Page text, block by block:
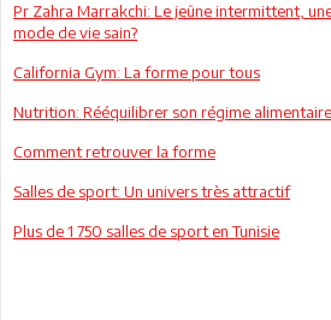
Pr Zahra Marrakchi: Le jeûne intermittent,
mode de vie sain?
California Gym: La forme pour tous
Nutrition: Rééquilibrer son régime
Comment retrouver la forme
Salles de sport: Un univers très attractif
Plus de 1 750 salles de sport en Tunisie